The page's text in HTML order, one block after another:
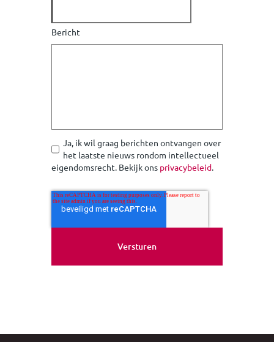
Bericht
Ja, ik wil graag berichten ontvangen over
het laatste nieuws rondom intellectueel
eigendomsrecht. Bekijk ons privacybeleid.